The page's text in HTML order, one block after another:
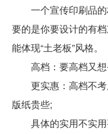
一个宣传印刷品的
要的是你要设计的有
能体现“土老板”风格。
高档：要高档又想
更实惠：高档不考
版纸贵些;
具体的实用不实用